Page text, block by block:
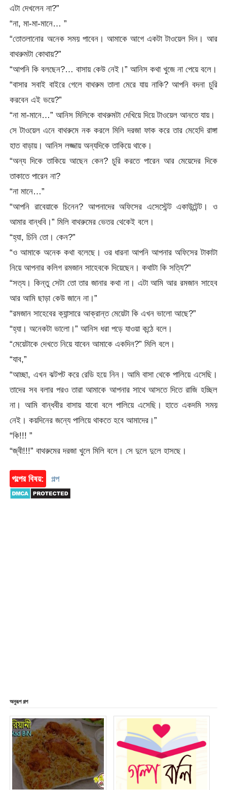
এটা দেখলেন না?”
“না, মা-মা-মানে… ”
“তোতলানোর অনেক সময় পাবেন। আমাকে আগে একটা টাওয়েল দিন। আর
বাথরুমটা কোথায়?”
“আপনি কি বলছেন?… বাসায় কেউ নেই।” আনিস কথা খুজে না পেয়ে বলে।
“বাসার সবাই বাইরে গেলে বাথরুম তালা মেরে যায় নাকি? আপনি বদনা চুরি
করবেন এই ভয়ে?”
“না মা-মানে…” আনিস মিলিকে বাথরুমটা দেখিয়ে দিয়ে টাওয়েল আনতে যায়।
সে টাওয়েল এনে বাথরুমে নক করলে মিলি দরজা ফাক করে তার মেহেদি রাঙ্গা
হাত বাড়ায়। আনিস লজ্জায় অন্যদিকে তাকিয়ে থাকে।
“অন্য দিকে তাকিয়ে আছেন কেন? চুরি করতে পারেন আর মেয়েদের দিকে
তাকাতে পারেন না?
“না মানে…”
“আপনি রাবেয়াকে চিনেন? আপনাদের অফিসের এসেস্টেন্ট একাউন্টেন্ট। ও
আমার বান্ধবি।” মিলি বাথরুমের ভেতর থেকেই বলে।
“হ্যা, চিনি তো। কেন?”
“ও আমাকে অনেক কথা বলেছে। ওর ধারনা আপনি আপনার অফিসের টাকাটা
নিয়ে আপনার কলিগ রমজান সাহেবকে দিয়েছেন। কথাটা কি সত্যি?”
“সত্য। কিন্তু সেটা তো তার জানার কথা না। এটা আমি আর রমজান সাহেব
আর আমি ছাড়া কেউ জানে না।”
“রমজান সাহেবের ক্যান্সারে আক্রান্ত মেয়েটা কি এখন ভালো আছে?”
“হ্যা। অনেকটা ভালো।” আনিস ধরা পড়ে যাওয়া কন্ঠে বলে।
“মেয়েটাকে দেখতে নিয়ে যাবেন আমাকে একদিন?” মিলি বলে।
“যাব,”
“আচ্ছা, এখন ঝটপট করে রেডি হয়ে নিন। আমি বাসা থেকে পালিয়ে এসেছি।
তাদের সব বলার পরও তারা আমাকে আপনার সাথে আসতে দিতে রাজি হচ্ছিল
না। আমি বান্ধবীর বাসায় যাবো বলে পালিয়ে এসেছি। হাতে একদমি সময়
নেই। কয়দিনের জন্যে পালিয়ে থাকতে হবে আমাদের।”
“কি!!! ”
“জ্বী!!!” বাথরুমের দরজা খুলে মিলি বলে। সে দুলে দুলে হাসছে।
গল্পের বিষয়: গল্প
অনুরূপ গল্প